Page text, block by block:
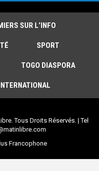
SUR L’INFO
SPORT
TOGO DIASPORA
Tous Droits Réservés. | Tel
Francophone